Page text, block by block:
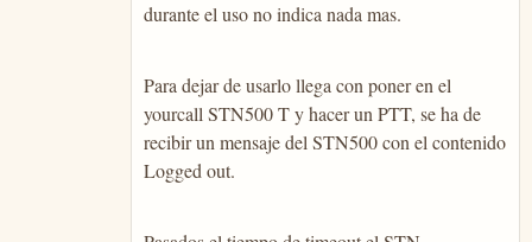
durante el uso no indica nada mas.
Para dejar de usarlo llega con poner en el
yourcall STN500 T y hacer un PTT, se ha de
recibir un mensaje del STN500 con el contenido
Logged out.